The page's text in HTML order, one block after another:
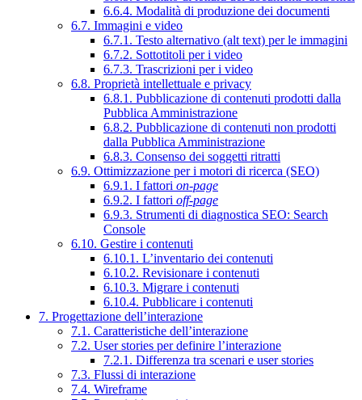
6.6.4. Modalità di produzione dei documenti
6.7. Immagini e video
6.7.1. Testo alternativo (alt text) per le immagini
6.7.2. Sottotitoli per i video
6.7.3. Trascrizioni per i video
6.8. Proprietà intellettuale e privacy
6.8.1. Pubblicazione di contenuti prodotti dalla
Pubblica Amministrazione
6.8.2. Pubblicazione di contenuti non prodotti
dalla Pubblica Amministrazione
6.8.3. Consenso dei soggetti ritratti
6.9. Ottimizzazione per i motori di ricerca (SEO)
6.9.1. I fattori on-page
6.9.2. I fattori off-page
6.9.3. Strumenti di diagnostica SEO: Search
Console
6.10. Gestire i contenuti
6.10.1. L’inventario dei contenuti
6.10.2. Revisionare i contenuti
6.10.3. Migrare i contenuti
6.10.4. Pubblicare i contenuti
7. Progettazione dell’interazione
7.1. Caratteristiche dell’interazione
7.2. User stories per definire l’interazione
7.2.1. Differenza tra scenari e user stories
7.3. Flussi di interazione
7.4. Wireframe